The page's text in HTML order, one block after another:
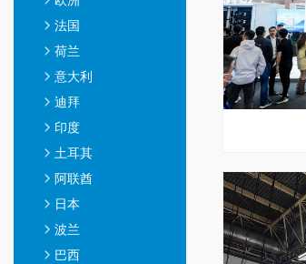
法国
荷兰
意大利
迪拜
印度
土耳其
阿联酋
日本
波兰
巴西